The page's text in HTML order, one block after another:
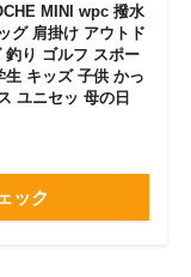
MINI wpc 撥水
グ 肩掛け アウトド
釣り ゴルフ スポー
キッズ 子供 かっ
ユニセッ 母の日
ック